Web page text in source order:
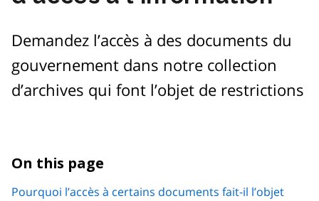
Demandez l’accès à des documents du
gouvernement dans notre collection
d’archives qui font l’objet de restrictions
On this page
Pourquoi l’accès à certains documents fait-il l’objet